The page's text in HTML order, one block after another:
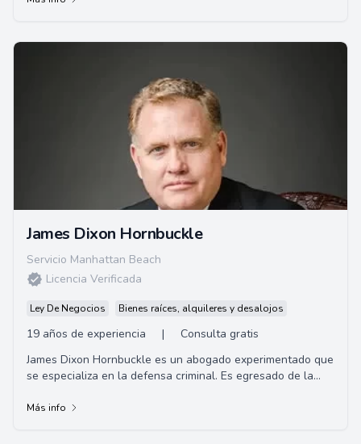
James Dixon Hornbuckle
Servicio Manhattan Beach
Licencia Verificada
Ley De Negocios Bienes raíces, alquileres y desalojos
19 años de experiencia |
Consulta gratis
James Dixon Hornbuckle es un abogado experimentado que
se especializa en la defensa criminal. Es egresado de la
Más info